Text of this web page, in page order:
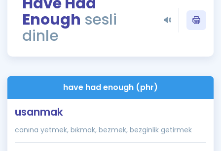
ÖSYM Sınav Takvimi
Kampanyalar
Enough sesli
dinle
have had enough (phr)
usanmak
canına yetmek, bıkmak, bezmek, bezginlik getirmek